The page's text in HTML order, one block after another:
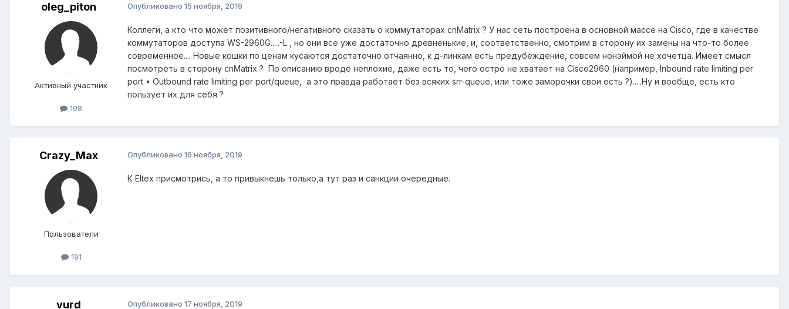
oleg_piton
Активный участник
108
Опубликовано 15 ноября, 2019
Коллеги, а кто что может позитивного/негативного сказать о коммутаторах cnMatrix ? У нас сеть построена в основной массе на Cisco, где в качестве
коммутаторов доступа WS-2960G.....-L , но они все уже достаточно древненькие, и, соответственно, смотрим в сторону их замены на что-то более
современное.... Новые кошки по ценам кусаются достаточно отчаянно, к д-линкам есть предубеждение, совсем нонэймой не хочетца. Имеет смысл
посмотреть в сторону cnMatrix ? По описанию вроде неплохие, даже есть то, чего остро не хватает на Cisco2960 (например, Inbound rate limiting per
port • Outbound rate limiting per port/queue, а это правда работает без всяких srr-queue, или тоже заморочки свои есть ?).....Ну и вообще, есть кто
пользует их для себя ?
Crazy_Max
Пользователи
191
Опубликовано 16 ноября, 2019
К Eltex присмотрись, а то привыкнешь только,а тут раз и санкции очередные.
vurd Опубликовано 17 ноября, 2019